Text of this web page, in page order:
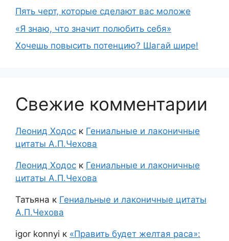
Пять черт, которые сделают вас моложе
«Я знаю, что значит полюбить себя»
Хочешь повысить потенцию? Шагай шире!
Свежие комментарии
Леонид Ходос к Гениальные и лаконичные
цитаты А.П.Чехова
Леонид Ходос к Гениальные и лаконичные
цитаты А.П.Чехова
Татьяна к Гениальные и лаконичные цитаты
А.П.Чехова
igor konnyi к «Править будет желтая раса»: